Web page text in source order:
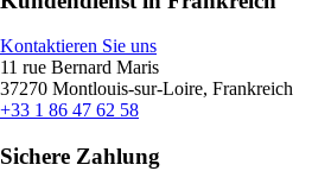
Kontaktieren Sie uns
11 rue Bernard Maris
37270 Montlouis-sur-Loire, Frankreich
+33 1 86 47 62 58
Sichere Zahlung